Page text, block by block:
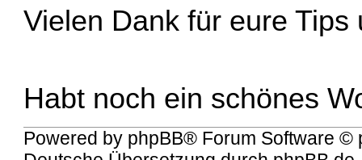
Vielen Dank für eure
Habt noch ein schönes
Powered by phpBB® Forum Software ©